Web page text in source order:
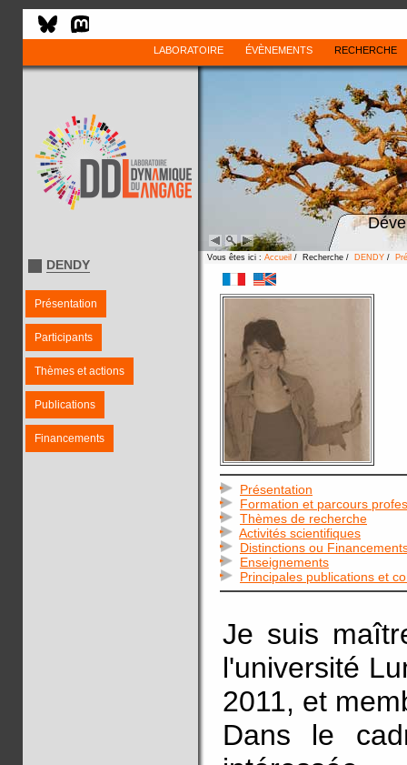
LABORATOIRE ÉVÈNEMENTS RECHERCHE
DENDY
Présentation
Participants
Thèmes et actions
Publications
Financements
Vous êtes ici : Accueil / Recherche / DENDY /
Présentation
Formation et parcours
Thèmes de recherche
Activités scientifiques
Distinctions ou
Enseignements
Principales publications et
Je suis
l'université
2011, et
Dans le